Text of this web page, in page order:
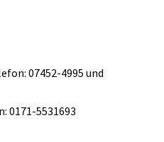
07452-4995 und
0171-5531693